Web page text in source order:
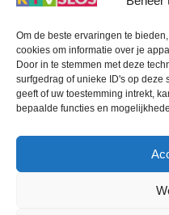
Om de beste ervaringen te
cookies om informatie over je
Door in te stemmen met deze
surfgedrag of unieke ID's op deze
geeft of uw toestemming intrekt,
bepaalde functies en
RTV SLOS
RTV